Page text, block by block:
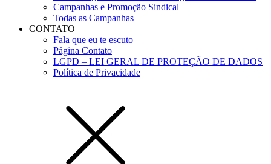
Campanhas e Promoção Sindical
Todas as Campanhas
CONTATO
Fala que eu te escuto
Página Contato
LGPD – LEI GERAL DE PROTEÇÃO DE DADOS
Política de Privacidade